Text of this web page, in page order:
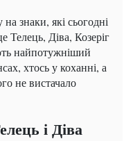
знаки, які сьогодні
Телець, Діва, Козеріг
найпотужніший
хтось у коханні, а
не вистачало
і Діва